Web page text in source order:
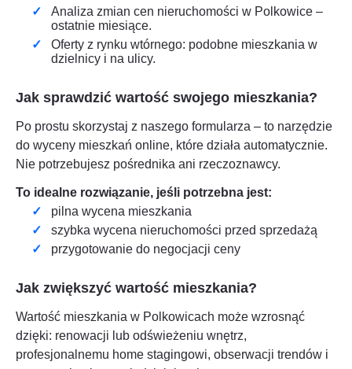
Analiza zmian cen nieruchomości w Polkowice –
ostatnie miesiące.
Oferty z rynku wtórnego: podobne mieszkania w
dzielnicy i na ulicy.
Jak sprawdzić wartość swojego mieszkania?
Po prostu skorzystaj z naszego formularza – to narzędzie
do wyceny mieszkań online, które działa automatycznie.
Nie potrzebujesz pośrednika ani rzeczoznawcy.
To idealne rozwiązanie, jeśli potrzebna jest:
pilna wycena mieszkania
szybka wycena nieruchomości przed sprzedażą
przygotowanie do negocjacji ceny
Jak zwiększyć wartość mieszkania?
Wartość mieszkania w Polkowicach może wzrosnąć
dzięki: renowacji lub odświeżeniu wnętrz,
profesjonalnemu home stagingowi, obserwacji trendów i